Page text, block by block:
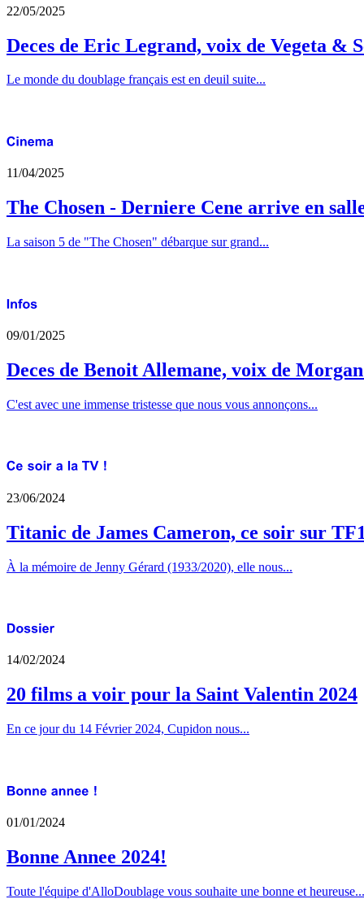
22/05/2025
Deces de Eric Legrand, voix de Vegeta &
Le monde du doublage français est en deuil suite...
11/04/2025
The Chosen - Derniere Cene arrive en
La saison 5 de "The Chosen" débarque sur grand...
09/01/2025
Deces de Benoit Allemane, voix de
C'est avec une immense tristesse que nous vous annonçons...
23/06/2024
Titanic de James Cameron, ce soir sur
À la mémoire de Jenny Gérard (1933/2020), elle nous...
14/02/2024
20 films a voir pour la Saint Valentin 2024
En ce jour du 14 Février 2024, Cupidon nous...
01/01/2024
Bonne Annee 2024!
Toute l'équipe d'AlloDoublage vous souhaite une bonne et heureuse...